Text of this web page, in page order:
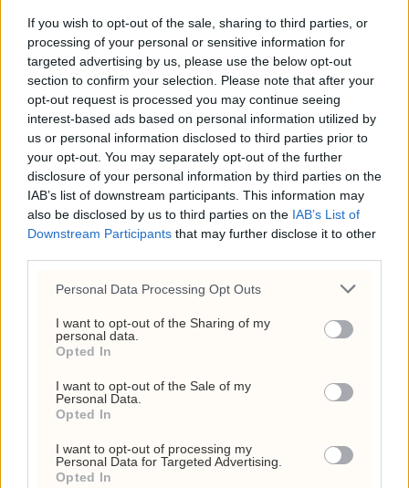
If you wish to opt-out of the sale, sharing to third parties, or
processing of your personal or sensitive information for
targeted advertising by us, please use the below opt-out
section to confirm your selection. Please note that after your
opt-out request is processed you may continue seeing
interest-based ads based on personal information utilized by
us or personal information disclosed to third parties prior to
your opt-out. You may separately opt-out of the further
disclosure of your personal information by third parties on the
IAB’s list of downstream participants. This information may
also be disclosed by us to third parties on the IAB’s List of
Downstream Participants that may further disclose it to other
Personal Data Processing Opt Outs
I want to opt-out of the Sharing of my
personal data.
Opted In
I want to opt-out of the Sale of my
Personal Data.
Opted In
I want to opt-out of processing my
Personal Data for Targeted Advertising.
Opted In
våteste døgn
Der solen alltid skinner
Siste
MEST LESTE ARTIKLER